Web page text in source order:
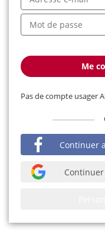
Continuer
Continuer
Me
Pas de compte usager